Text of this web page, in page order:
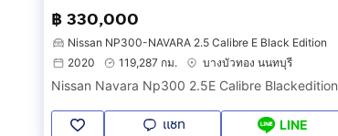
฿ 330,000
Nissan NP300-NAVARA 2.5 Calibre E Black Edition
2020
119,287 กม. บางบัวทอง นนทบุรี
Nissan Navara Np300 2.5E Calibre Blackedition
แชท LINE